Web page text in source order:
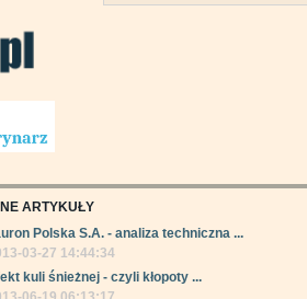
ARTYKUŁY
Polska S.A. - analiza techniczna ...
03-27 14:44:34
kuli śnieżnej - czyli kłopoty ...